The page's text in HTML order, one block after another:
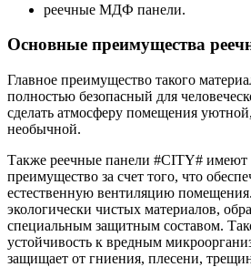
реечные МДФ панели.
Основные преимущества
Главное преимущество такого
полностью безопасный для
сделать атмосферу помещения
необычной.
Также реечные панели #CITY# имеют
преимущество за счет того, что
естественную вентиляцию
экологически чистых материалов,
специальным защитным составом.
устойчивость к вредным
защищает от гниения, плесени,